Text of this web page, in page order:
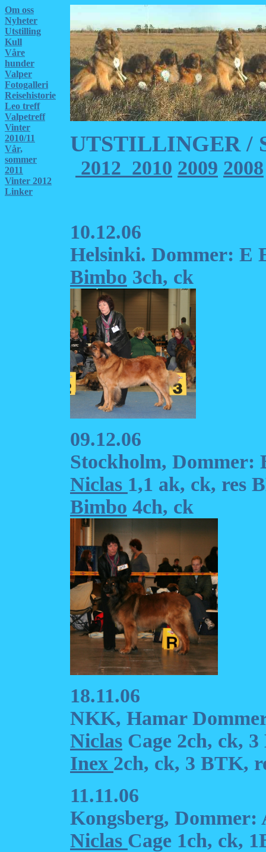
Om oss
Nyheter
Utstilling
Kull
Våre
hunder
Valper
Fotogalleri
Reisehistorie
Leo treff
Valpetreff
Vinter
2010/11
Vår,
sommer
2011
Vinter 2012
Linker
UTSTILLINGER /
2012 2010 2009 2008
10.12.06
Helsinki. Dommer: E
Bimbo 3ch, ck
09.12.06
Stockholm, Dommer:
Niclas 1,1 ak, ck, res
Bimbo 4ch, ck
18.11.06
NKK, Hamar
Niclas Cage 2ch, ck,
Inex 2ch, ck, 3 BTK,
11.11.06
Kongsberg, Dommer:
Niclas Cage 1ch, ck,